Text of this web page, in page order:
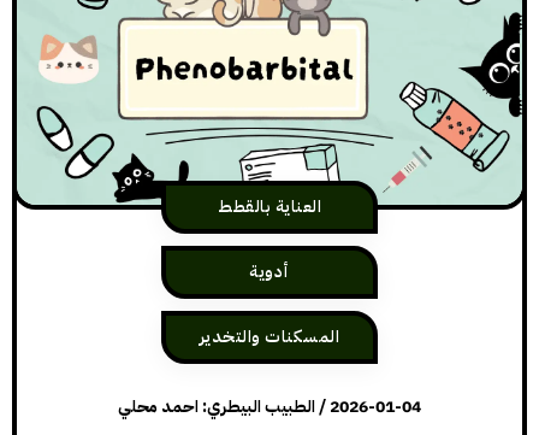
العناية بالقطط
أدوية
المسكنات والتخدير
2026-01-04
/الطبيب البيطري: احمد محلي